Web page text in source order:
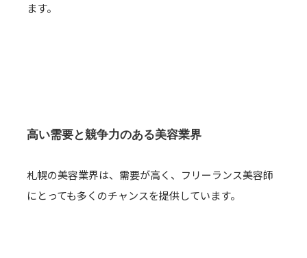
ます。
高い需要と競争力のある美容業界
札幌の美容業界は、需要が高く、フリーランス美容師
にとっても多くのチャンスを提供しています。